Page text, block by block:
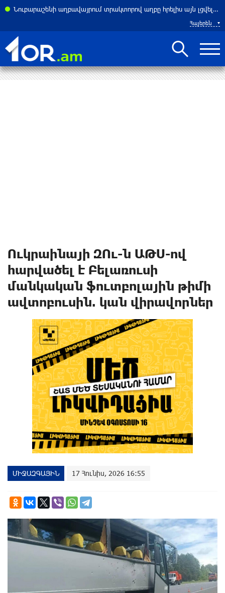
Նուբարաշենի աղբավայրում տրակտորով աղբը հրելիս այն լցվել է 29-ամյա աշխատակցի վրա. վերջինս մահացել է
Հայերեն
Ուկրաինայի ԶՈւ-ն ԱԹՍ-ով
hարվածել է Բելառուսի
մանկական ֆուտբոլային թիմի
ավտոբուսին. կան վիրավnրներ
ՄԻՋԱԶԳԱՅԻՆ 17 Հունիս, 2026 16:55